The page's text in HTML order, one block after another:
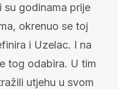
su godinama prije
okrenuo se toj
i Uzelac. I na
tog odabira. U tim
utjehu u svom